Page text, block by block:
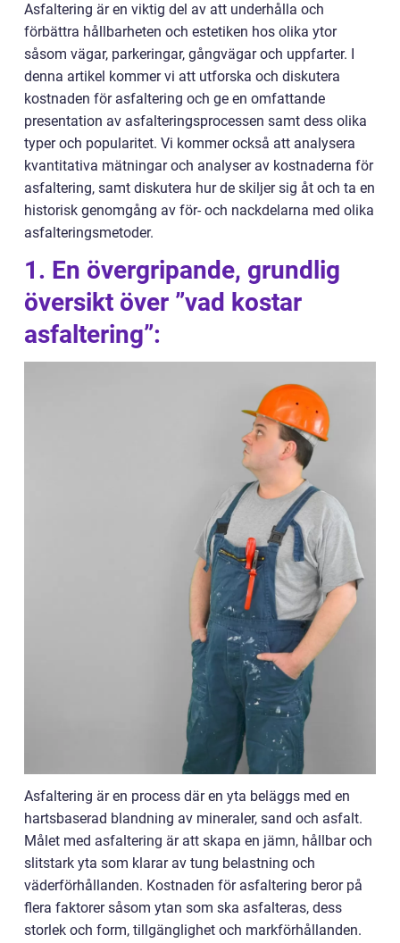
Asfaltering är en viktig del av att underhålla och
förbättra hållbarheten och estetiken hos olika ytor
såsom vägar, parkeringar, gångvägar och uppfarter. I
denna artikel kommer vi att utforska och diskutera
kostnaden för asfaltering och ge en omfattande
presentation av asfalteringsprocessen samt dess olika
typer och popularitet. Vi kommer också att analysera
kvantitativa mätningar och analyser av kostnaderna för
asfaltering, samt diskutera hur de skiljer sig åt och ta en
historisk genomgång av för- och nackdelarna med olika
asfalteringsmetoder.
1. En övergripande, grundlig
översikt över ”vad kostar
asfaltering”:
Asfaltering är en process där en yta beläggs med en
hartsbaserad blandning av mineraler, sand och asfalt.
Målet med asfaltering är att skapa en jämn, hållbar och
slitstark yta som klarar av tung belastning och
väderförhållanden. Kostnaden för asfaltering beror på
flera faktorer såsom ytan som ska asfalteras, dess
storlek och form, tillgänglighet och markförhållanden.